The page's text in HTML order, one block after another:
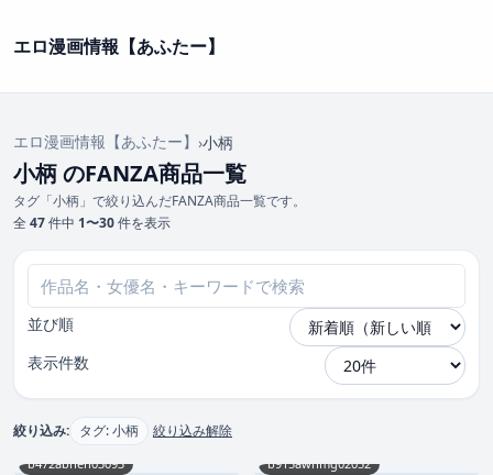
エロ漫画情報【あふたー】
エロ漫画情報【あふたー】 ›小柄
小柄 のFANZA商品一覧
タグ「小柄」で絞り込んだFANZA商品一覧です。
全 47件中 1〜30件を表示
並び順
表示件数
絞り込み: タグ: 小柄 絞り込み解除
b472abnen03093 b915awnmg02052